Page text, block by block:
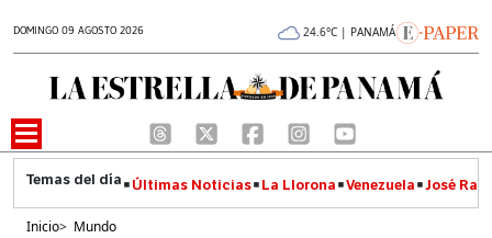
DOMINGO 09 AGOSTO 2026 24.6°C | PANAMÁ
Últimas Noticias La Llorona Venezuela José
Inicio> Mundo